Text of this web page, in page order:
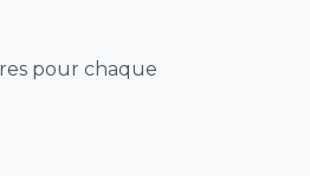
pour chaque